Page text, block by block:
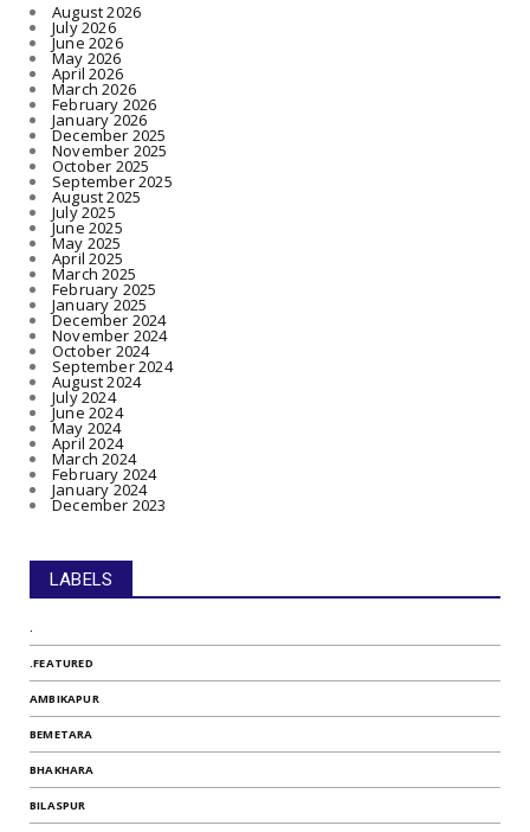
August 2026
July 2026
June 2026
May 2026
April 2026
March 2026
February 2026
January 2026
December 2025
November 2025
October 2025
September 2025
August 2025
July 2025
June 2025
May 2025
April 2025
March 2025
February 2025
January 2025
December 2024
November 2024
October 2024
September 2024
August 2024
July 2024
June 2024
May 2024
April 2024
March 2024
February 2024
January 2024
December 2023
LABELS
.
.FEATURED
AMBIKAPUR
BEMETARA
BHAKHARA
BILASPUR